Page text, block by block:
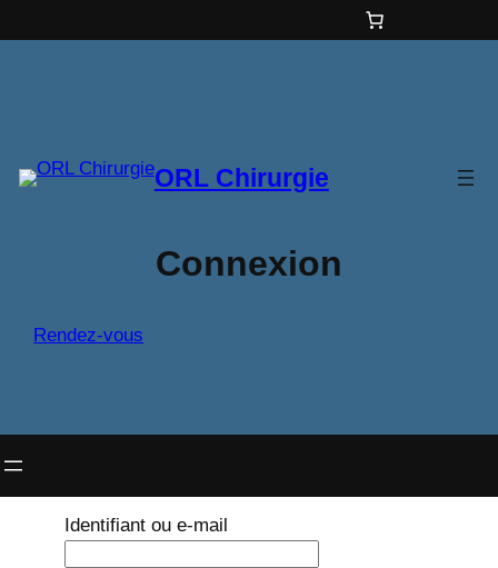
au
ORL Chirurgie
Connexion
Rendez-vous
Identifiant ou e-mail